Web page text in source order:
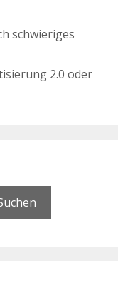
schwieriges
2.0 oder